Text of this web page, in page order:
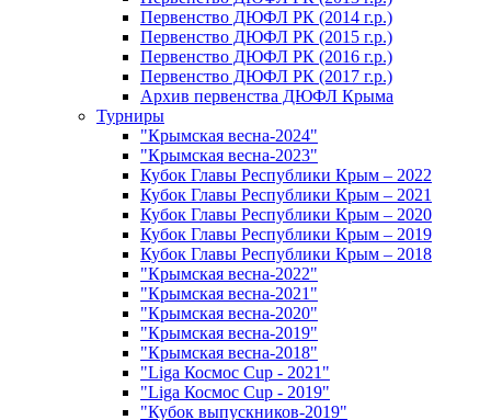
Первенство ДЮФЛ РК (2014 г.р.)
Первенство ДЮФЛ РК (2015 г.р.)
Первенство ДЮФЛ РК (2016 г.р.)
Первенство ДЮФЛ РК (2017 г.р.)
Архив первенства ДЮФЛ Крыма
Турниры
"Крымская весна-2024"
"Крымская весна-2023"
Кубок Главы Республики Крым – 2022
Кубок Главы Республики Крым – 2021
Кубок Главы Республики Крым – 2020
Кубок Главы Республики Крым – 2019
Кубок Главы Республики Крым – 2018
"Крымская весна-2022"
"Крымская весна-2021"
"Крымская весна-2020"
"Крымская весна-2019"
"Крымская весна-2018"
"Liga Космос Cup - 2021"
"Liga Космос Cup - 2019"
"Кубок выпускников-2019"